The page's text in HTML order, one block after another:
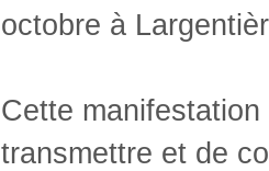
octobre à
Cette
transmettre et de